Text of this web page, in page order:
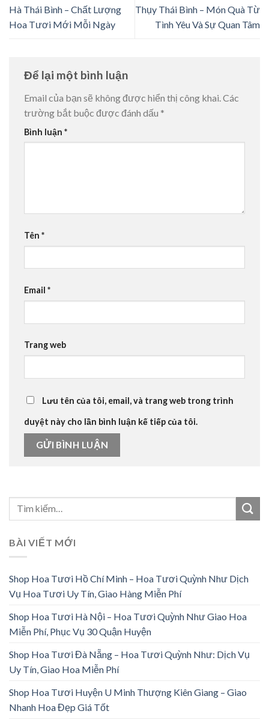
Hà Thái Bình – Chất Lượng
Hoa Tươi Mới Mỗi Ngày
Thụy Thái Bình – Món Quà Từ
Tình Yêu Và Sự Quan Tâm
Để lại một bình luận
Email của bạn sẽ không được hiển thị công khai. Các
trường bắt buộc được đánh dấu *
Bình luận *
Tên *
Email *
Trang web
Lưu tên của tôi, email, và trang web trong trình
duyệt này cho lần bình luận kế tiếp của tôi.
BÀI VIẾT MỚI
Shop Hoa Tươi Hồ Chí Minh – Hoa Tươi Quỳnh Như Dịch
Vụ Hoa Tươi Uy Tín, Giao Hàng Miễn Phí
Shop Hoa Tươi Hà Nội – Hoa Tươi Quỳnh Như Giao Hoa
Miễn Phí, Phục Vụ 30 Quận Huyện
Shop Hoa Tươi Đà Nẵng – Hoa Tươi Quỳnh Như: Dịch Vụ
Uy Tín, Giao Hoa Miễn Phí
Shop Hoa Tươi Huyện U Minh Thượng Kiên Giang – Giao
Nhanh Hoa Đẹp Giá Tốt